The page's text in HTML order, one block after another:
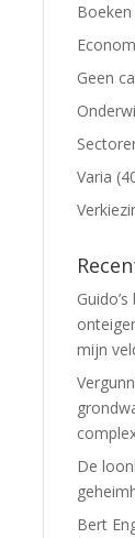
Boeken
Geen
Varia
mijn
De
Bert